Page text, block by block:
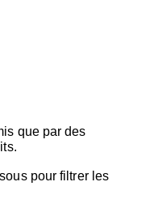
que par des
pour filtrer les